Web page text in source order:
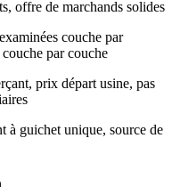
offre de marchands solides
couche par
par couche
prix départ usine, pas
à guichet unique, source de